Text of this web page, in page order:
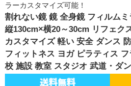
ラーカスタマイズ可能！
割れない鏡 鏡 全身鏡 フィルム
縦130cm×横20～30cm リフェク
カスタマイズ 軽い 安全 ダンス
フィットネス ヨガ ピラティス
校 施設 教室 スタジオ 武道・ダ